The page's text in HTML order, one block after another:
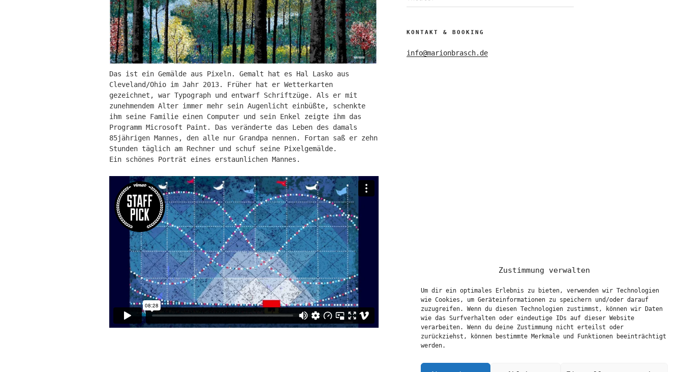
Zustimmung verwalten
Um dir ein optimales Erlebnis zu bieten, verwenden wir Technologien
wie Cookies, um Geräteinformationen zu speichern und/oder darauf
zuzugreifen. Wenn du diesen Technologien zustimmst, können wir Daten
wie das Surfverhalten oder eindeutige IDs auf dieser Website
verarbeiten. Wenn du deine Zustimmung nicht erteilst oder
zurückziehst, können bestimmte Merkmale und Funktionen beeinträchtigt
werden.
Das ist ein Gemälde aus Pixeln. Gemalt hat es Hal Lasko aus
Cleveland/Ohio im Jahr 2013. Früher hat er Wetterkarten
gezeichnet, war Typograph und entwarf Schriftzüge. Als er mit
zunehmendem Alter immer mehr sein Augenlicht einbüßte, schenkte
ihm seine Familie einen Computer und sein Enkel zeigte ihm das
Programm Microsoft Paint. Das veränderte das Leben des damals
85jährigen Mannes, den alle nur Grandpa nennen. Fortan saß er zehn
Stunden täglich am Rechner und schuf seine Pixelgemälde.
Ein schönes Porträt eines erstaunlichen Mannes.
KONTAKT & BOOKING
info@marionbrasch.de